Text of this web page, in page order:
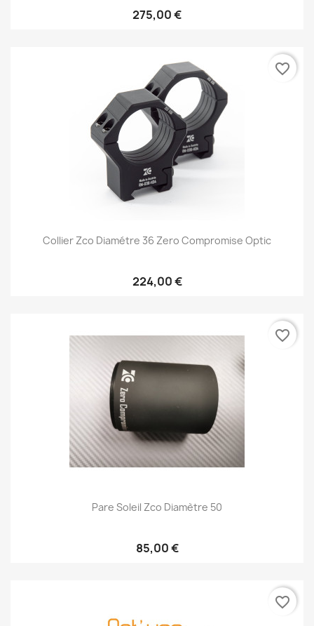
275,00 €
Collier Zco Diamétre 36 Zero Compromise Optic
224,00 €
favorite_border
Pare Soleil Zco Diamètre 50
85,00 €
favorite_border
favorite_border